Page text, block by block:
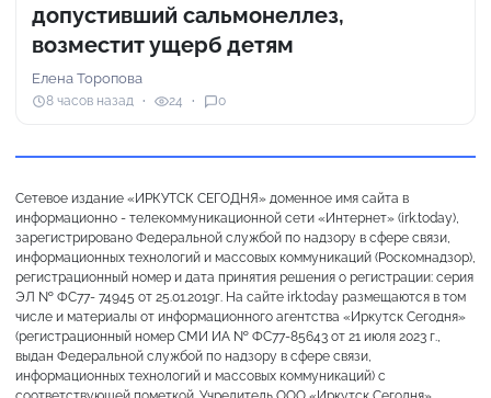
допустивший сальмонеллез,
возместит ущерб детям
Елена Торопова
8 часов назад 24 0
Сетевое издание «ИРКУТСК СЕГОДНЯ» доменное имя сайта в
информационно - телекоммуникационной сети «Интернет» (irk.today),
зарегистрировано Федеральной службой по надзору в сфере связи,
информационных технологий и массовых коммуникаций (Роскомнадзор),
регистрационный номер и дата принятия решения о регистрации: серия
ЭЛ № ФС77- 74945 от 25.01.2019г. На сайте irk.today размещаются в том
числе и материалы от информационного агентства «Иркутск Сегодня»
(регистрационный номер СМИ ИА № ФС77-85643 от 21 июля 2023 г.,
выдан Федеральной службой по надзору в сфере связи,
информационных технологий и массовых коммуникаций) с